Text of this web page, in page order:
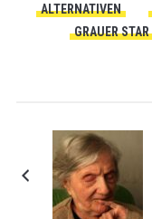
ALTERNATIVEN
GRAUER STAR